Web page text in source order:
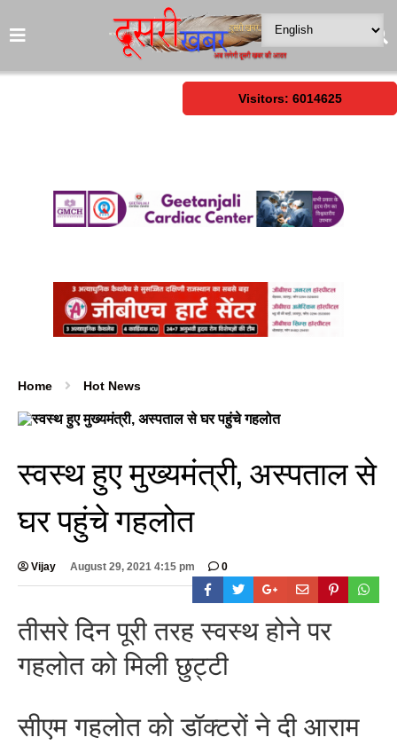
Visitors: 6014625
Home Hot News
स्वस्थ हुए मुख्यमंत्री, अस्पताल से
घर पहुंचे गहलोत
Vijay August 29, 2021 4:15 pm 0
तीसरे दिन पूरी तरह स्वस्थ होने पर
गहलोत को मिली छुट्टी
सीएम गहलोत को डॉक्टरों ने दी आराम